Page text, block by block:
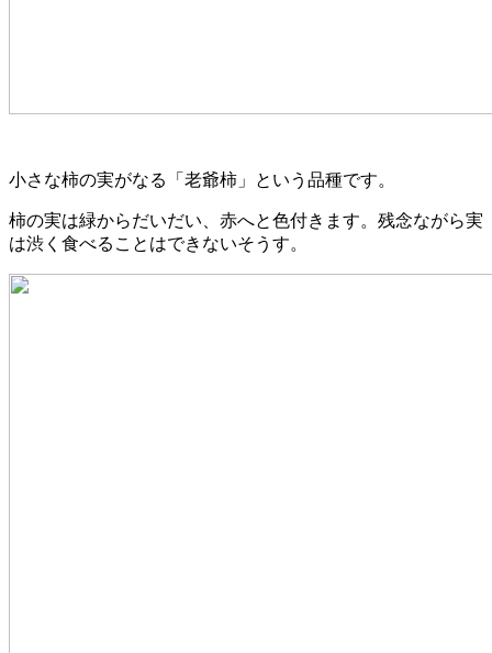
小さな柿の実がなる「老爺柿」という品種です。
柿の実は緑からだいだい、赤へと色付きます。残念ながら実
は渋く食べることはできないそうす。